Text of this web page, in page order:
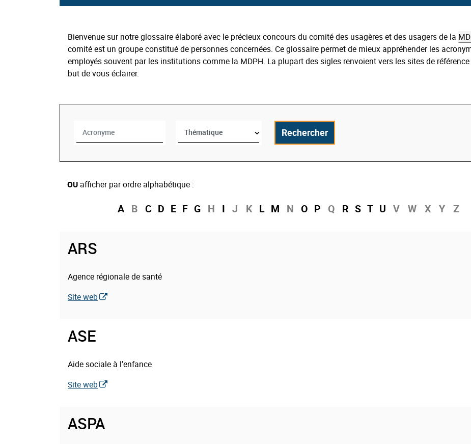
Bienvenue sur notre glossaire élaboré avec le précieux concours du comité des usagères et des usagers de la
comité est un groupe constitué de personnes concernées. Ce glossaire permet de mieux appréhender les
employés souvent par les institutions comme la MDPH. La plupart des sigles renvoient vers les sites de
but de vous éclairer.
Acronyme Thématique Rechercher
OUafficher par ordre alphabétique :
A B C D E F G H I J K L M N O P Q R S T U V W X Y Z
ARS
:Agence régionale de santé
Site web
ASE
:Aide sociale à l’enfance
Site web
ASPA